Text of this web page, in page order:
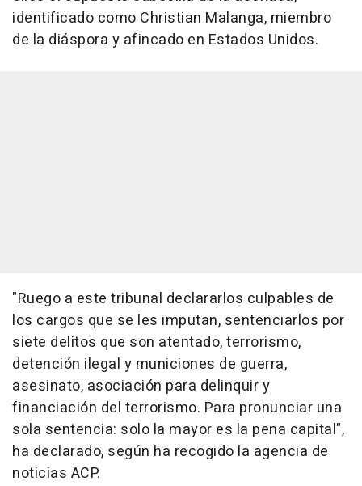
identificado como Christian Malanga, miembro
de la diáspora y afincado en Estados Unidos.
"Ruego a este tribunal declararlos culpables de
los cargos que se les imputan, sentenciarlos por
siete delitos que son atentado, terrorismo,
detención ilegal y municiones de guerra,
asesinato, asociación para delinquir y
financiación del terrorismo. Para pronunciar una
sola sentencia: solo la mayor es la pena capital",
ha declarado, según ha recogido la agencia de
noticias ACP.